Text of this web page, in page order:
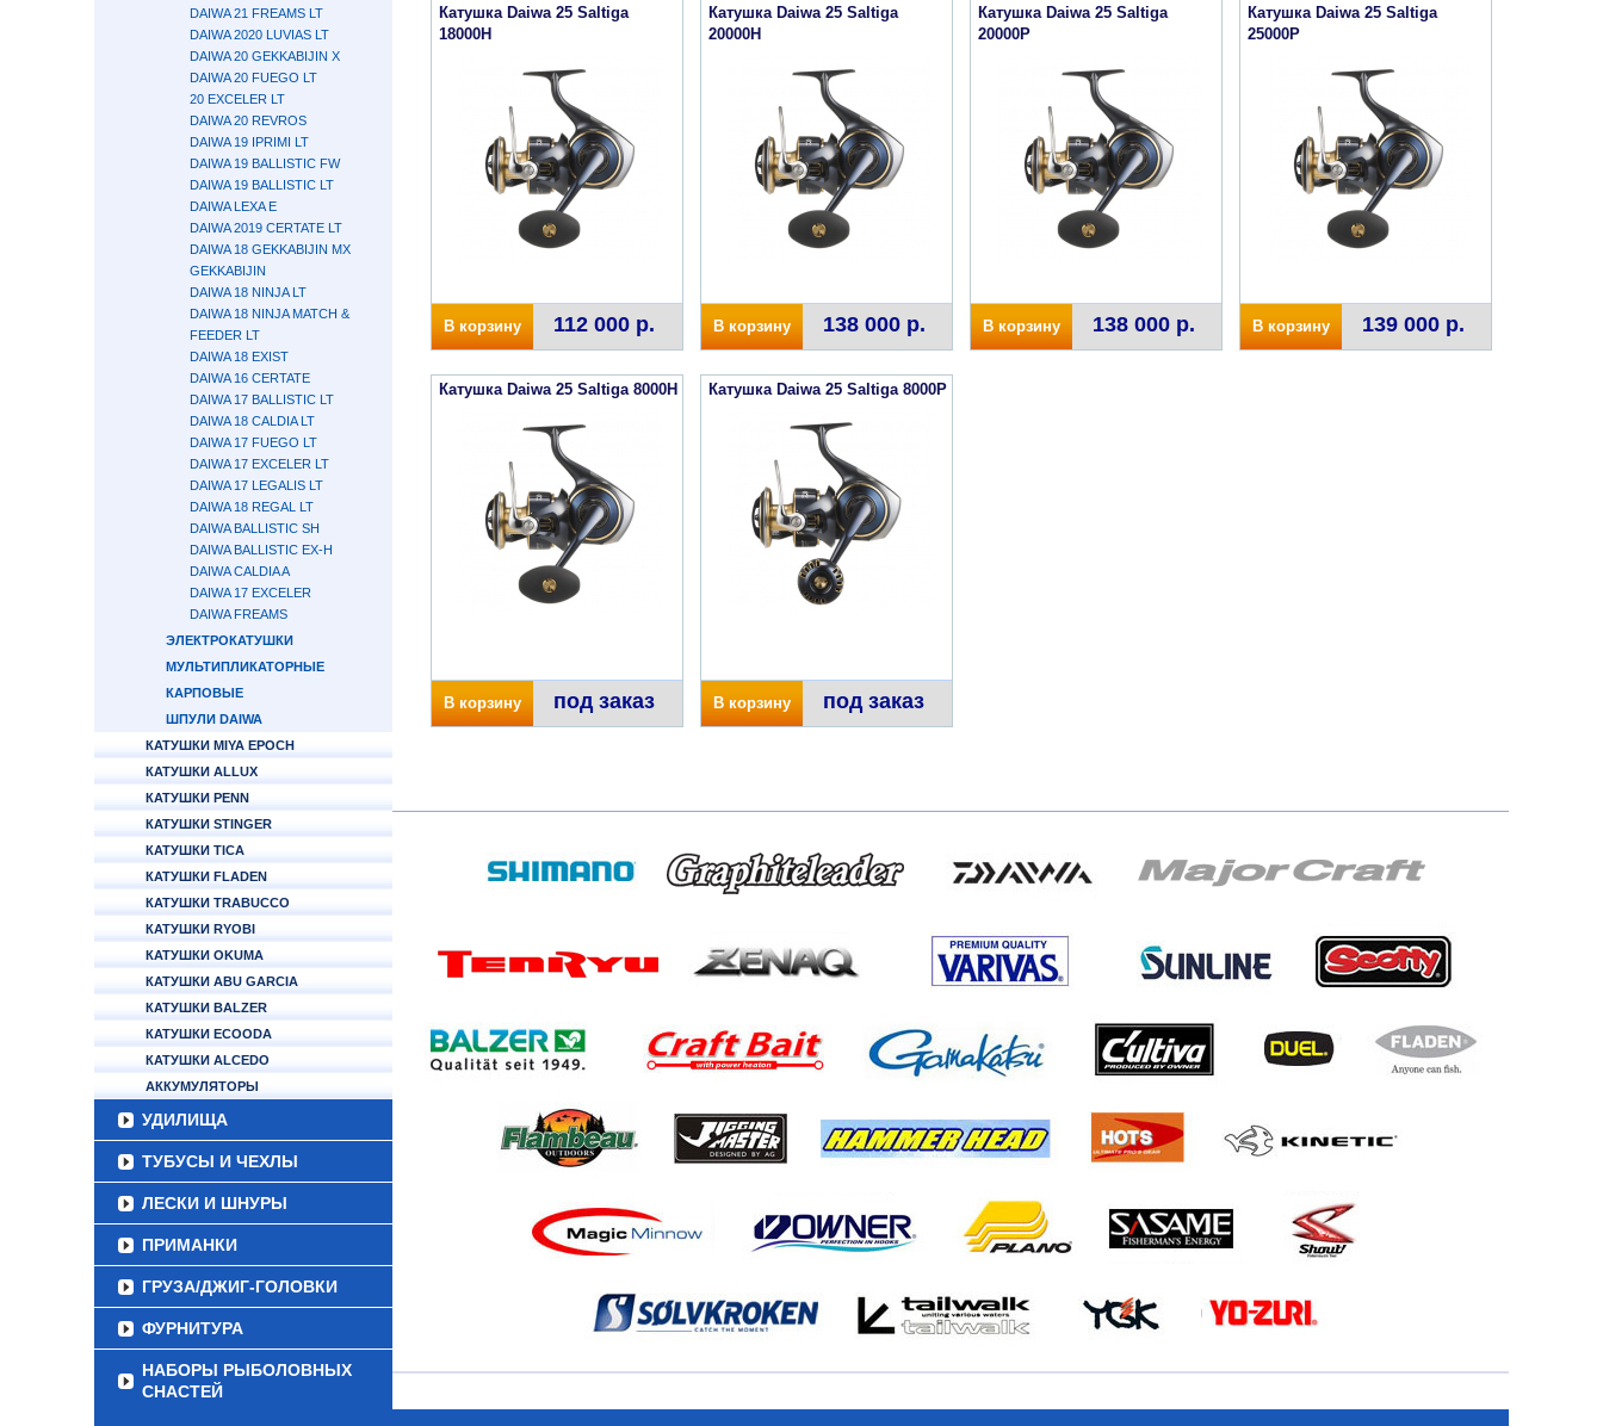
DAIWA 21 FREAMS LT
DAIWA 2020 LUVIAS LT
DAIWA 20 GEKKABIJIN X
DAIWA 20 FUEGO LT
20 EXCELER LT
DAIWA 20 REVROS
DAIWA 19 IPRIMI LT
DAIWA 19 BALLISTIC FW
DAIWA 19 BALLISTIC LT
DAIWA LEXA E
DAIWA 2019 CERTATE LT
DAIWA 18 GEKKABIJIN MX
GEKKABIJIN
DAIWA 18 NINJA LT
DAIWA 18 NINJA MATCH &
FEEDER LT
DAIWA 18 EXIST
DAIWA 16 CERTATE
DAIWA 17 BALLISTIC LT
DAIWA 18 CALDIA LT
DAIWA 17 FUEGO LT
DAIWA 17 EXCELER LT
DAIWA 17 LEGALIS LT
DAIWA 18 REGAL LT
DAIWA BALLISTIC SH
DAIWA BALLISTIC EX-H
DAIWA CALDIA A
DAIWA 17 EXCELER
DAIWA FREAMS
ЭЛЕКТРОКАТУШКИ
МУЛЬТИПЛИКАТОРНЫЕ
КАРПОВЫЕ
ШПУЛИ DAIWA
КАТУШКИ MIYA EPOCH
КАТУШКИ ALLUX
КАТУШКИ PENN
КАТУШКИ STINGER
КАТУШКИ TICA
КАТУШКИ FLADEN
КАТУШКИ TRABUCCO
КАТУШКИ RYOBI
КАТУШКИ OKUMA
КАТУШКИ ABU GARCIA
КАТУШКИ BALZER
КАТУШКИ ECOODA
КАТУШКИ ALCEDO
АККУМУЛЯТОРЫ
УДИЛИЩА
ТУБУСЫ И ЧЕХЛЫ
ЛЕСКИ И ШНУРЫ
ПРИМАНКИ
ГРУЗА/ДЖИГ-ГОЛОВКИ
ФУРНИТУРА
НАБОРЫ РЫБОЛОВНЫХ
СНАСТЕЙ
Катушка Daiwa 25 Saltiga
18000H
В корзину 112 000 р.
Катушка Daiwa 25 Saltiga
20000H
В корзину 138 000 р.
Катушка Daiwa 25 Saltiga
20000P
В корзину 138 000 р.
Катушка Daiwa 25 Saltiga
25000P
В корзину 139 000 р.
Катушка Daiwa 25 Saltiga 8000H
В корзину под заказ
Катушка Daiwa 25 Saltiga 8000P
В корзину под заказ